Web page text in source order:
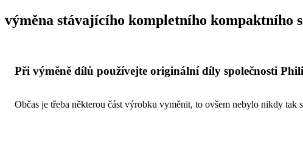
výměna stávajícího kompletního kompaktního
Při výměně dílů používejte originální díly společnosti
Občas je třeba některou část výrobku vyměnit, to ovšem nebylo nikdy